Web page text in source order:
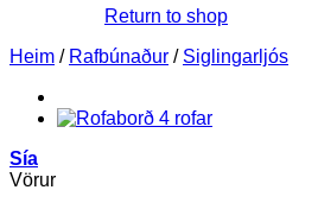
Return to shop
Heim / Rafbúnaður / Siglingarljós
Sía
Vörur